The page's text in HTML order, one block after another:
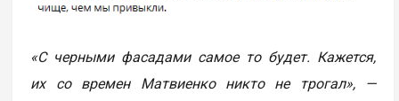
«С черными фасадами самое то будет. Кажется,
их со времен Матвиенко никто не трогал», —